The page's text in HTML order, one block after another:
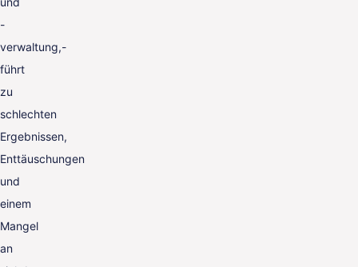
-
verwaltung,-
führt
zu
schlechten
Ergebnissen,
Enttäuschungen
und
einem
Mangel
an